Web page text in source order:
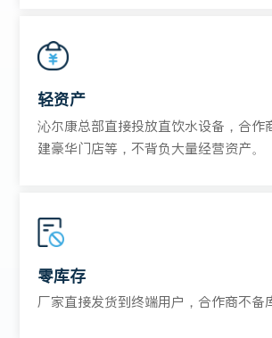
轻资产
沁尔康总部直接投放直饮水设备，合作
建豪华门店等，不背负大量经营资产。
零库存
厂家直接发货到终端用户，合作商不备